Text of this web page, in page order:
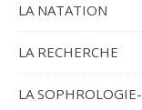
LA NATATION
LA RECHERCHE
LA